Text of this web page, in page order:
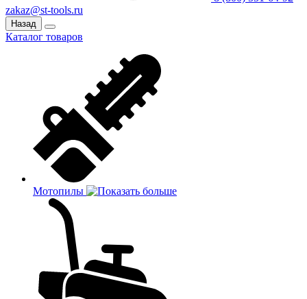
zakaz@st-tools.ru
Назад
Каталог товаров
Мотопилы